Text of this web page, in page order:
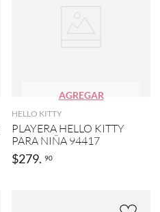
AGREGAR
HELLO KITTY
PLAYERA HELLO KITTY
PARA NIÑA 94417
$279. 90